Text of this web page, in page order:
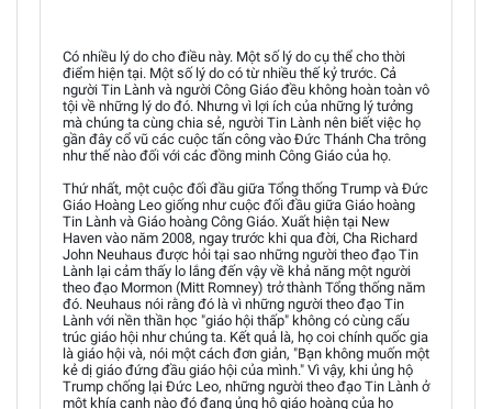
Có nhiều lý do cho điều này. Một số lý do cụ thể cho thời
điểm hiện tại. Một số lý do có từ nhiều thế kỷ trước. Cả
người Tin Lành và người Công Giáo đều không hoàn toàn vô
tội về những lý do đó. Nhưng vì lợi ích của những lý tưởng
mà chúng ta cùng chia sẻ, người Tin Lành nên biết việc họ
gần đây cổ vũ các cuộc tấn công vào Đức Thánh Cha trông
như thế nào đối với các đồng minh Công Giáo của họ.
Thứ nhất, một cuộc đối đầu giữa Tổng thống Trump và Đức
Giáo Hoàng Leo giống như cuộc đối đầu giữa Giáo hoàng
Tin Lành và Giáo hoàng Công Giáo. Xuất hiện tại New
Haven vào năm 2008, ngay trước khi qua đời, Cha Richard
John Neuhaus được hỏi tại sao những người theo đạo Tin
Lành lại cảm thấy lo lắng đến vậy về khả năng một người
theo đạo Mormon (Mitt Romney) trở thành Tổng thống năm
đó. Neuhaus nói rằng đó là vì những người theo đạo Tin
Lành với nền thần học "giáo hội thấp" không có cùng cấu
trúc giáo hội như chúng ta. Kết quả là, họ coi chính quốc gia
là giáo hội và, nói một cách đơn giản, "Bạn không muốn một
kẻ dị giáo đứng đầu giáo hội của mình." Vì vậy, khi ủng hộ
Trump chống lại Đức Leo, những người theo đạo Tin Lành ở
một khía cạnh nào đó đang ủng hộ giáo hoàng của họ